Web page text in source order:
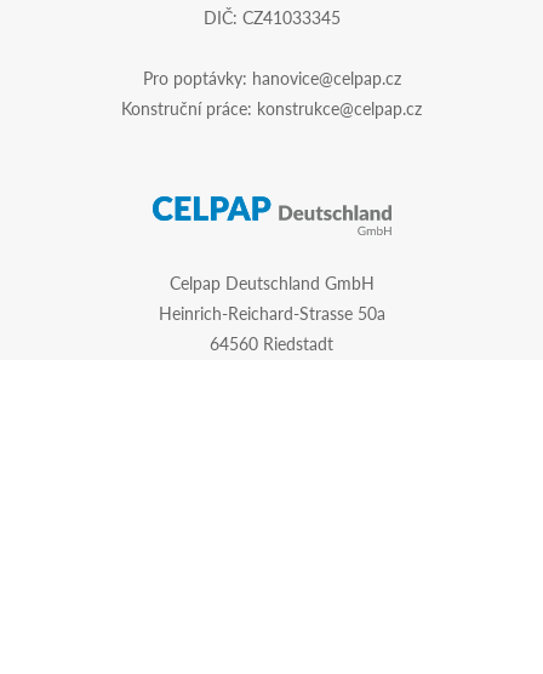
DIČ: CZ41033345
Pro poptávky: hanovice@celpap.cz
Konstruční práce: konstrukce@celpap.cz
Celpap Deutschland GmbH
Heinrich-Reichard-Strasse 50a
64560 Riedstadt